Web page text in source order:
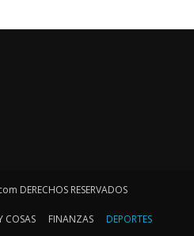
DERECHOS RESERVADOS
COSAS FINANZAS
DEPORTES